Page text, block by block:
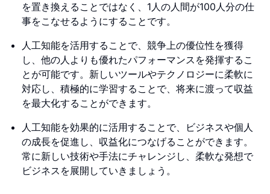
を置き換えることではなく、1人の人間が100人分の仕
事をこなせるようにすることです。
人工知能を活用することで、競争上の優位性を獲得
し、他の人よりも優れたパフォーマンスを発揮するこ
とが可能です。新しいツールやテクノロジーに柔軟に
対応し、積極的に学習することで、将来に渡って収益
を最大化することができます。
人工知能を効果的に活用することで、ビジネスや個人
の成長を促進し、収益化につなげることができます。
常に新しい技術や手法にチャレンジし、柔軟な発想で
ビジネスを展開していきましょう。